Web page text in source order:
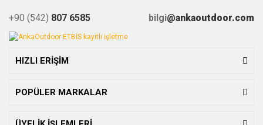
+90 (542) 807 6585 bilgi@ankaoutdoor.com
HIZLI ERİŞİM
POPÜLER MARKALAR